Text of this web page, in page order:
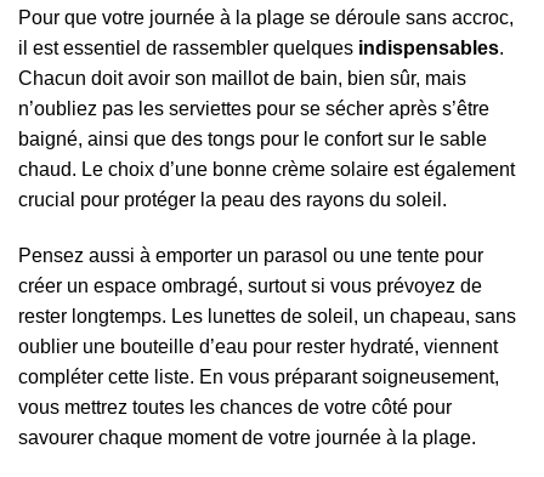
Pour que votre journée à la plage se déroule sans accroc,
il est essentiel de rassembler quelques indispensables.
Chacun doit avoir son maillot de bain, bien sûr, mais
n’oubliez pas les serviettes pour se sécher après s’être
baigné, ainsi que des tongs pour le confort sur le sable
chaud. Le choix d’une bonne crème solaire est également
crucial pour protéger la peau des rayons du soleil.
Pensez aussi à emporter un parasol ou une tente pour
créer un espace ombragé, surtout si vous prévoyez de
rester longtemps. Les lunettes de soleil, un chapeau, sans
oublier une bouteille d’eau pour rester hydraté, viennent
compléter cette liste. En vous préparant soigneusement,
vous mettrez toutes les chances de votre côté pour
savourer chaque moment de votre journée à la plage.